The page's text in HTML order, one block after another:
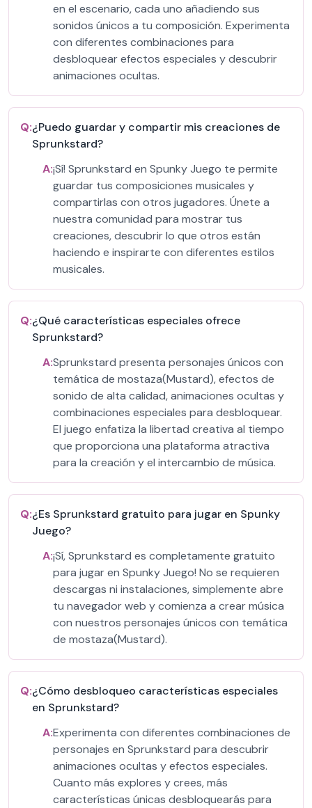
en el escenario, cada uno añadiendo sus
sonidos únicos a tu composición. Experimenta
con diferentes combinaciones para
desbloquear efectos especiales y descubrir
animaciones ocultas.
Q:¿Puedo guardar y compartir mis creaciones de
Sprunkstard?
A:¡Sí! Sprunkstard en Spunky Juego te permite
guardar tus composiciones musicales y
compartirlas con otros jugadores. Únete a
nuestra comunidad para mostrar tus
creaciones, descubrir lo que otros están
haciendo e inspirarte con diferentes estilos
musicales.
Q:¿Qué características especiales ofrece
Sprunkstard?
A:Sprunkstard presenta personajes únicos con
temática de mostaza(Mustard), efectos de
sonido de alta calidad, animaciones ocultas y
combinaciones especiales para desbloquear.
El juego enfatiza la libertad creativa al tiempo
que proporciona una plataforma atractiva
para la creación y el intercambio de música.
Q:¿Es Sprunkstard gratuito para jugar en Spunky
Juego?
A:¡Sí, Sprunkstard es completamente gratuito
para jugar en Spunky Juego! No se requieren
descargas ni instalaciones, simplemente abre
tu navegador web y comienza a crear música
con nuestros personajes únicos con temática
de mostaza(Mustard).
Q:¿Cómo desbloqueo características especiales
en Sprunkstard?
A:Experimenta con diferentes combinaciones de
personajes en Sprunkstard para descubrir
animaciones ocultas y efectos especiales.
Cuanto más explores y crees, más
características únicas desbloquearás para